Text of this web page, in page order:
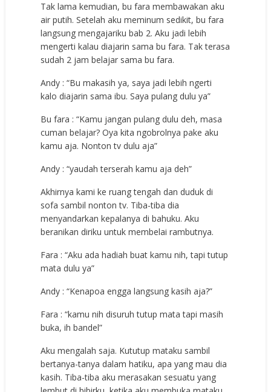
Tak lama kemudian, bu fara membawakan aku
air putih. Setelah aku meminum sedikit, bu fara
langsung mengajariku bab 2. Aku jadi lebih
mengerti kalau diajarin sama bu fara. Tak terasa
sudah 2 jam belajar sama bu fara.
Andy : “Bu makasih ya, saya jadi lebih ngerti
kalo diajarin sama ibu. Saya pulang dulu ya”
Bu fara : “Kamu jangan pulang dulu deh, masa
cuman belajar? Oya kita ngobrolnya pake aku
kamu aja. Nonton tv dulu aja”
Andy : “yaudah terserah kamu aja deh”
Akhirnya kami ke ruang tengah dan duduk di
sofa sambil nonton tv. Tiba-tiba dia
menyandarkan kepalanya di bahuku. Aku
beranikan diriku untuk membelai rambutnya.
Fara : “Aku ada hadiah buat kamu nih, tapi tutup
mata dulu ya”
Andy : “Kenapoa engga langsung kasih aja?”
Fara : “kamu nih disuruh tutup mata tapi masih
buka, ih bandel”
Aku mengalah saja. Kututup mataku sambil
bertanya-tanya dalam hatiku, apa yang mau dia
kasih. Tiba-tiba aku merasakan sesuatu yang